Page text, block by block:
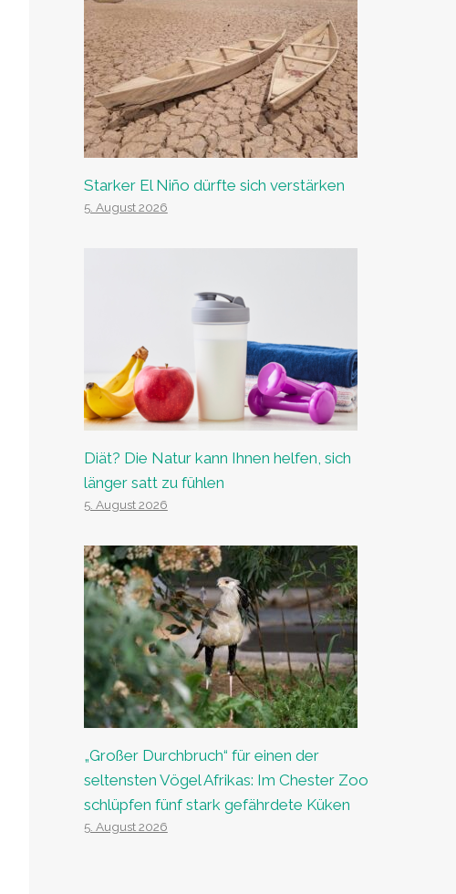
Starker El Niño dürfte sich verstärken
5. August 2026
Diät? Die Natur kann Ihnen helfen, sich
länger satt zu fühlen
5. August 2026
„Großer Durchbruch“ für einen der
seltensten Vögel Afrikas: Im Chester Zoo
schlüpfen fünf stark gefährdete Küken
5. August 2026